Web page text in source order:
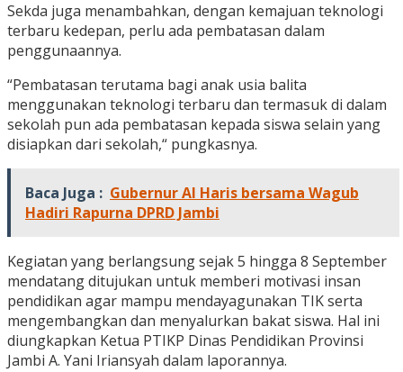
Sekda juga menambahkan, dengan kemajuan teknologi
terbaru kedepan, perlu ada pembatasan dalam
penggunaannya.
“Pembatasan terutama bagi anak usia balita
menggunakan teknologi terbaru dan termasuk di dalam
sekolah pun ada pembatasan kepada siswa selain yang
disiapkan dari sekolah,“ pungkasnya.
Baca Juga : Gubernur Al Haris bersama Wagub
Hadiri Rapurna DPRD Jambi
Kegiatan yang berlangsung sejak 5 hingga 8 September
mendatang ditujukan untuk memberi motivasi insan
pendidikan agar mampu mendayagunakan TIK serta
mengembangkan dan menyalurkan bakat siswa. Hal ini
diungkapkan Ketua PTIKP Dinas Pendidikan Provinsi
Jambi A. Yani Iriansyah dalam laporannya.